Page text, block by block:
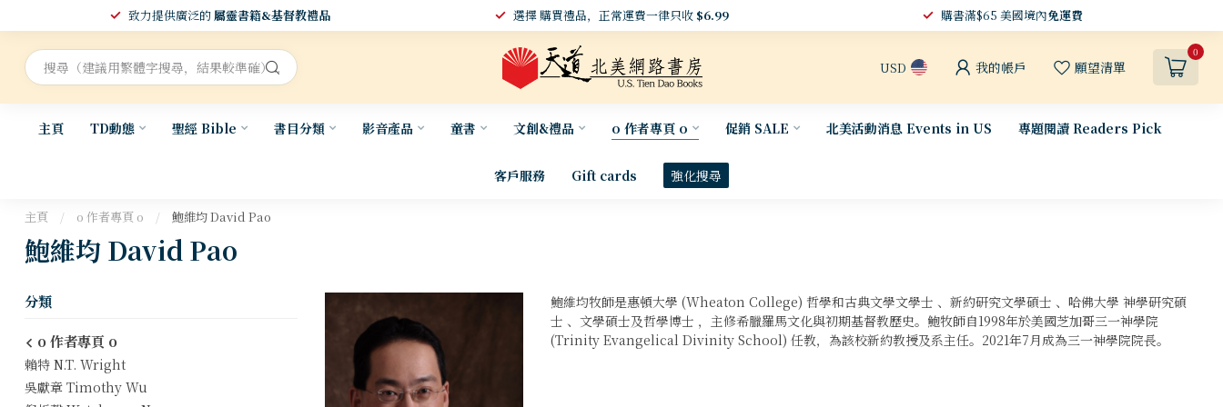
致力提供廣泛的屬靈書籍&基督教禮品 選擇 購買禮品，正常運費一律只收 $6.99 購書滿$65 美國境內免運費
USD 我的帳戶 願望清單
0
主頁 TD動態 聖經 Bible 書目分類 影音產品 童書 文創&禮品 o 作者專頁 o 促銷 SALE 北美活動消息 Events in US 專題閱讀 Readers Pick
客戶服務 Gift cards 強化搜尋
主頁 / o 作者專頁 o / 鮑維均 David Pao
鮑維均 David Pao
分類
o 作者專頁 o
賴特 N.T. Wright
吳獻章 Timothy Wu
鮑維均牧師是惠頓大學 (Wheaton College) 哲學和古典文學文學士 、新約研究文學碩士 、哈佛大學 神學研究碩
士 、文學碩士及哲學博士 ，主修希臘羅馬文化與初期基督教歷史。鮑牧師自1998年於美國芝加哥三一神學院
(Trinity Evangelical Divinity School) 任教，為該校新約教授及系主任。2021年7月成為三一神學院院長。